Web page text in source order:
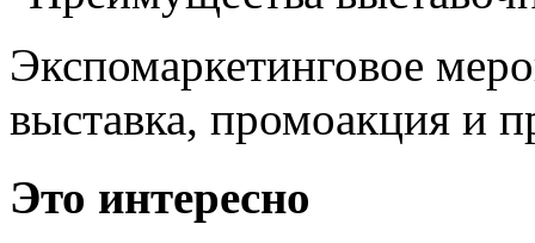
Экспомаркетинговое
выставка, промоакция и
Это интересно